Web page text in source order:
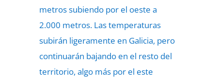
metros subiendo por el oeste a
2.000 metros. Las temperaturas
subirán ligeramente en Galicia, pero
continuarán bajando en el resto del
territorio, algo más por el este